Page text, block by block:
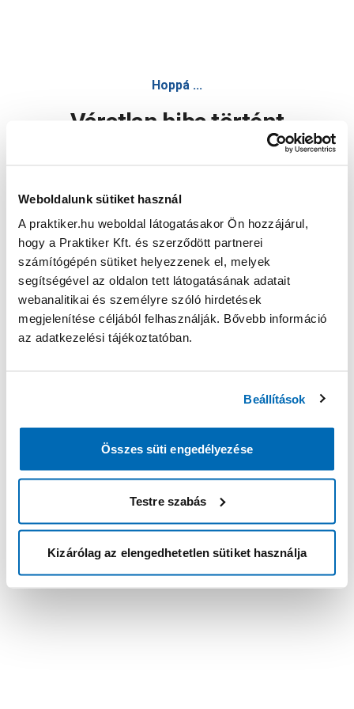
Weboldalunk sütiket használ
A praktiker.hu weboldal látogatásakor Ön hozzájárul,
hogy a Praktiker Kft. és szerződött partnerei
számítógépén sütiket helyezzenek el, melyek
segítségével az oldalon tett látogatásának adatait
webanalitikai és személyre szóló hirdetések
megjelenítése céljából felhasználják. Bővebb információ
az adatkezelési tájékoztatóban.
Beállítások
Összes süti engedélyezése
Testre szabás
Kizárólag az elengedhetetlen sütiket használja
Hoppá ...
Váratlan hiba történt
Oldal újratöltése